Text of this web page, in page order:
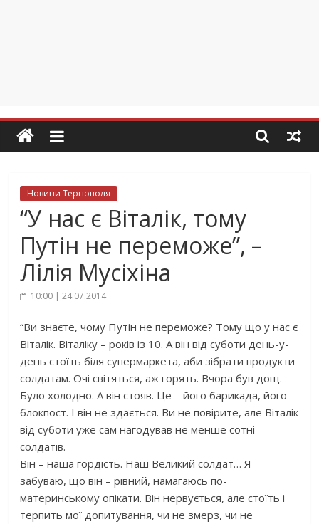
Новини Тернополя
“У нас є Віталік, тому
Путін не переможе”, –
Лілія Мусіхіна
10:00 | 24.07.2014
“Ви знаєте, чому Путін не переможе? Тому що у нас є
Віталік. Віталіку – років із 10. А він від суботи день-у-
день стоїть біля супермаркета, аби зібрати продукти
солдатам. Очі світяться, аж горять. Вчора був дощ.
Було холодно. А він стояв. Це – його барикада, його
блокпост. І він не здається. Ви не повірите, але Віталік
від суботи уже сам нагодував не менше сотні
солдатів.
Він – наша гордість. Наш Великий солдат… Я
забуваю, що він – рівний, намагаюсь по-
материнському опікати. Він нервується, але стоїть і
терпить мої допитування, чи не змерз, чи не